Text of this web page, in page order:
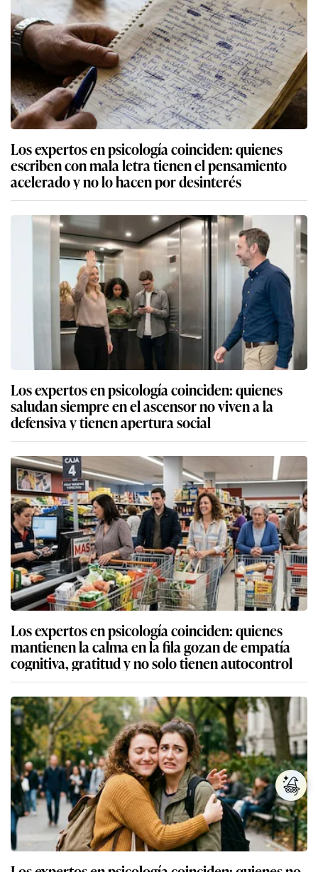
Los expertos en psicología coinciden: quienes
escriben con mala letra tienen el pensamiento
acelerado y no lo hacen por desinterés
Los expertos en psicología coinciden: quienes
saludan siempre en el ascensor no viven a la
defensiva y tienen apertura social
Los expertos en psicología coinciden: quienes
mantienen la calma en la fila gozan de empatía
cognitiva, gratitud y no solo tienen autocontrol